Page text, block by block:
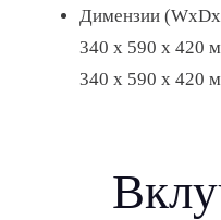
Димензии
340 x 590 x 420
340 x 590 x 420